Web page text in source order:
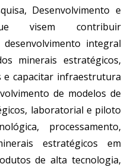
Desenvolvimento e
visem contribuir
integral
minerais estratégicos,
capacitar infraestrutura
de modelos de
laboratorial e piloto
processamento,
estratégicos em
de alta tecnologia,